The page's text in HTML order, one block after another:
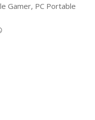
Gamer, PC Portable